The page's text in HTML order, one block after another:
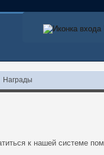
Награды
к нашей системе